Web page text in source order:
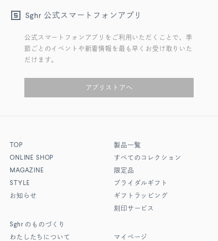
Sghr 公式スマートフォンアプリ
公式スマートフォンアプリをご利用いただくことで、季
節ごとのイベントや新着情報を最も早くお受け取りいた
だけます。
アプリストアへ
TOP
ONLINE SHOP
MAGAZINE
STYLE
お知らせ
Sghr のものづくり
わたしたちについて
製品一覧
すべてのコレクション
限定品
ブライダルギフト
ギフトラッピング
刻印サービス
マイページ